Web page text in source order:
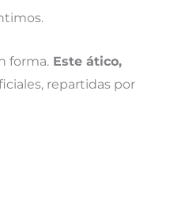
forma. Este ático,
repartidas por